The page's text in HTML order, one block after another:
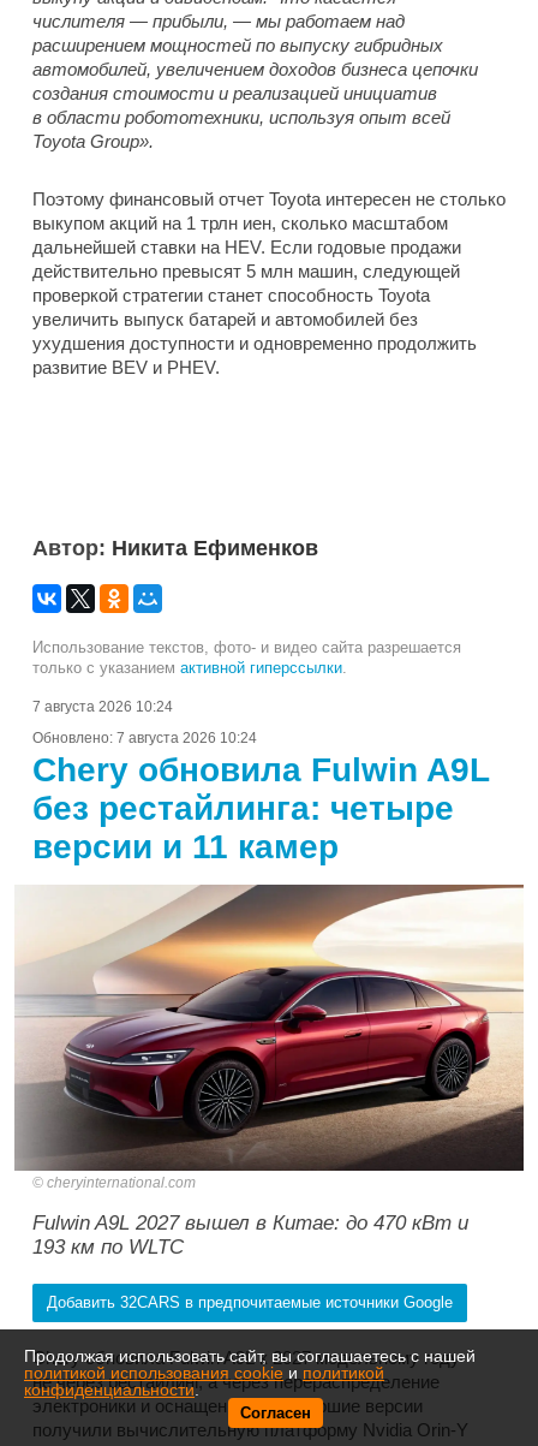
числителя — прибыли, — мы работаем над
расширением мощностей по выпуску гибридных
автомобилей, увеличением доходов бизнеса цепочки
создания стоимости и реализацией инициатив
в области робототехники, используя опыт всей
Toyota Group».
Поэтому финансовый отчет Toyota интересен не столько
выкупом акций на 1 трлн иен, сколько масштабом
дальнейшей ставки на HEV. Если годовые продажи
действительно превысят 5 млн машин, следующей
проверкой стратегии станет способность Toyota
увеличить выпуск батарей и автомобилей без
ухудшения доступности и одновременно продолжить
развитие BEV и PHEV.
Автор: Никита Ефименков
Использование текстов, фото- и видео сайта разрешается
только с указанием активной гиперссылки
7 августа 2026 10:24
Обновлено: 7 августа 2026 10:24
Chery обновила Fulwin A9L
без рестайлинга: четыре
версии и 11 камер
cheryinternational.com
Fulwin A9L 2027 вышел в Китае: до 470 кВт и
193 км по WLTC
Добавить 32CARS в предпочитаемые источники Google
Chery обновила Fulwin A9L к 2027 модельному году
не через рестайлинг, а через перераспределение
электроники и оснащения. Три старшие версии
получили вычислительную платформу Nvidia Orin-Y
Продолжая использовать сайт, вы соглашаетесь с нашей
политикой использования cookie и политикой
конфиденциальности.
Согласен